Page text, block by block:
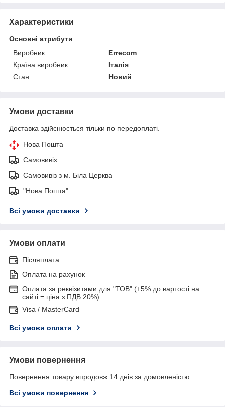
Характеристики
Основні атрибути
Виробник
Errecom
Країна виробник
Італія
Стан
Новий
Умови доставки
Доставка здійснюється тільки по передоплаті.
Нова Пошта
Самовивіз
Самовивіз з м. Біла Церква
"Нова Пошта"
Всі умови доставки
Умови оплати
Післяплата
Оплата на рахунок
Оплата за реквізитами для "ТОВ" (+5% до вартості на
сайті = ціна з ПДВ 20%)
Visa / MasterCard
Всі умови оплати
Умови повернення
Повернення товару впродовж 14 днів за домовленістю
Всі умови повернення